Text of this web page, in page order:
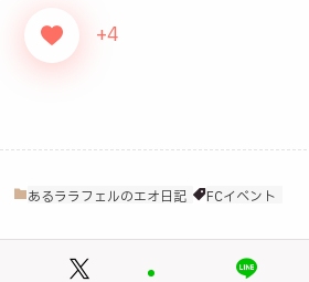
+4
あるララフェルのエオ日記 FCイベント